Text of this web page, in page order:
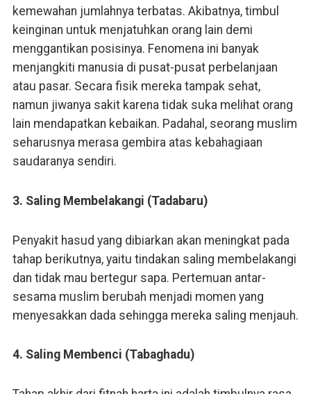
kemewahan jumlahnya terbatas. Akibatnya, timbul
keinginan untuk menjatuhkan orang lain demi
menggantikan posisinya. Fenomena ini banyak
menjangkiti manusia di pusat-pusat perbelanjaan
atau pasar. Secara fisik mereka tampak sehat,
namun jiwanya sakit karena tidak suka melihat orang
lain mendapatkan kebaikan. Padahal, seorang muslim
seharusnya merasa gembira atas kebahagiaan
saudaranya sendiri.
3. Saling Membelakangi (Tadabaru)
Penyakit hasud yang dibiarkan akan meningkat pada
tahap berikutnya, yaitu tindakan saling membelakangi
dan tidak mau bertegur sapa. Pertemuan antar-
sesama muslim berubah menjadi momen yang
menyesakkan dada sehingga mereka saling menjauh.
4. Saling Membenci (Tabaghadu)